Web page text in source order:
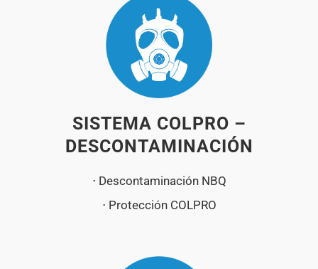
SISTEMA COLPRO –
DESCONTAMINACIÓN
⋅ Descontaminación NBQ
⋅ Protección COLPRO